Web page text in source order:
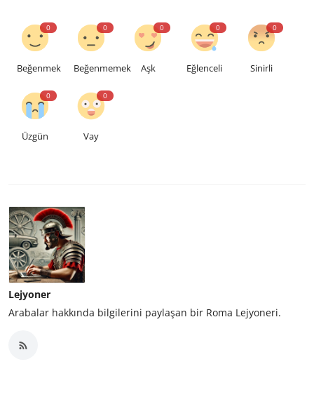
0
Beğenmek
0
Beğenmemek
0
Aşk
0
Eğlenceli
0
Sinirli
0
Üzgün
0
Vay
Lejyoner
Arabalar hakkında bilgilerini paylaşan bir Roma Lejyoneri.